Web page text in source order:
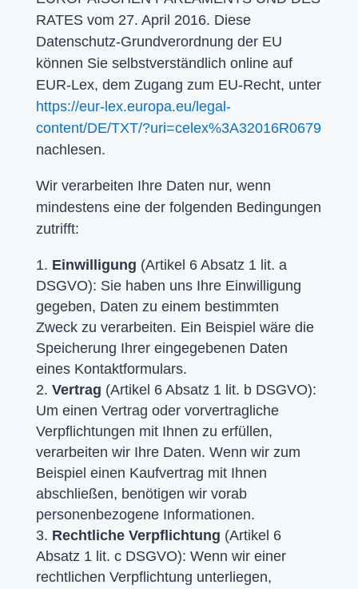
RATES vom 27. April 2016. Diese
Datenschutz-Grundverordnung der EU
können Sie selbstverständlich online auf
EUR-Lex, dem Zugang zum EU-Recht, unter
https://eur-lex.europa.eu/legal-
content/DE/TXT/?uri=celex%3A32016R0679
nachlesen.
Wir verarbeiten Ihre Daten nur, wenn
mindestens eine der folgenden Bedingungen
zutrifft:
Einwilligung (Artikel 6 Absatz 1 lit. a
DSGVO): Sie haben uns Ihre Einwilligung
gegeben, Daten zu einem bestimmten
Zweck zu verarbeiten. Ein Beispiel wäre die
Speicherung Ihrer eingegebenen Daten
eines Kontaktformulars.
Vertrag (Artikel 6 Absatz 1 lit. b DSGVO):
Um einen Vertrag oder vorvertragliche
Verpflichtungen mit Ihnen zu erfüllen,
verarbeiten wir Ihre Daten. Wenn wir zum
Beispiel einen Kaufvertrag mit Ihnen
abschließen, benötigen wir vorab
personenbezogene Informationen.
Rechtliche Verpflichtung (Artikel 6
Absatz 1 lit. c DSGVO): Wenn wir einer
rechtlichen Verpflichtung unterliegen,